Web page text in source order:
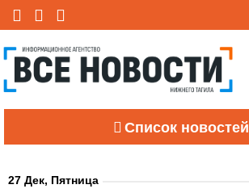
Список новостей
27 Дек, Пятница